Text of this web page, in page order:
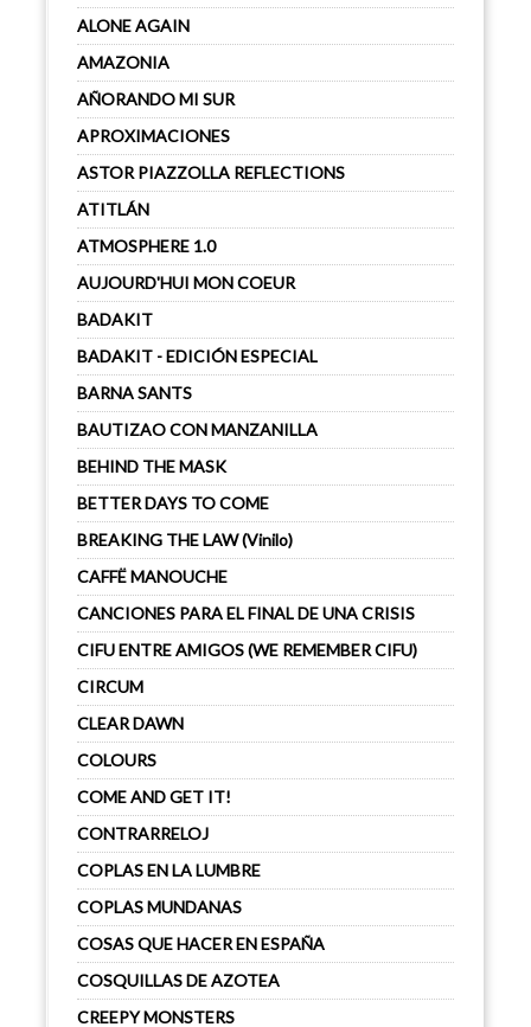
ALONE AGAIN
AMAZONIA
AÑORANDO MI SUR
APROXIMACIONES
ASTOR PIAZZOLLA REFLECTIONS
ATITLÁN
ATMOSPHERE 1.0
AUJOURD'HUI MON COEUR
BADAKIT
BADAKIT - EDICIÓN ESPECIAL
BARNA SANTS
BAUTIZAO CON MANZANILLA
BEHIND THE MASK
BETTER DAYS TO COME
BREAKING THE LAW (Vinilo)
CAFFË MANOUCHE
CANCIONES PARA EL FINAL DE UNA CRISIS
CIFU ENTRE AMIGOS (WE REMEMBER CIFU)
CIRCUM
CLEAR DAWN
COLOURS
COME AND GET IT!
CONTRARRELOJ
COPLAS EN LA LUMBRE
COPLAS MUNDANAS
COSAS QUE HACER EN ESPAÑA
COSQUILLAS DE AZOTEA
CREEPY MONSTERS